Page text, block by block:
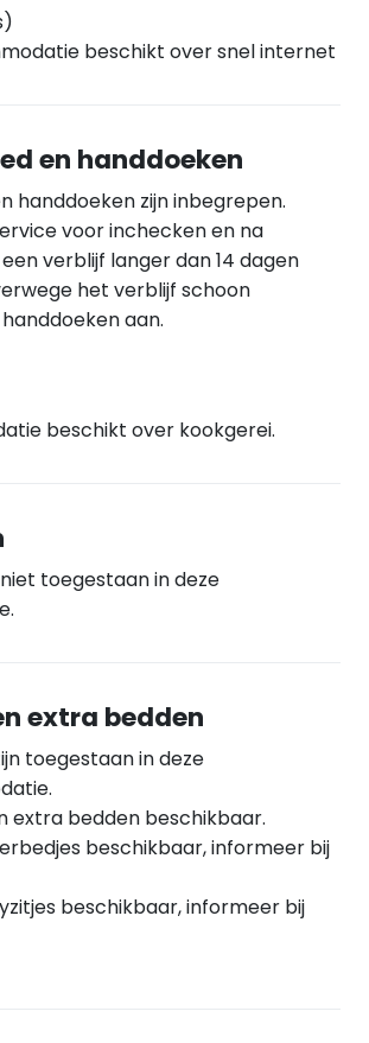
beschikt over snel internet
en handdoeken
handdoeken zijn inbegrepen.
voor inchecken en na
verblijf langer dan 14 dagen
het verblijf schoon
aan.
beschikt over kookgerei.
toegestaan in deze
extra bedden
toegestaan in deze
extra bedden beschikbaar.
beschikbaar, informeer bij
beschikbaar, informeer bij